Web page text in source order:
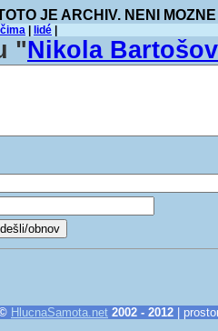
JE ARCHIV. NENI
lidé
"Nikola
HlucnaSamota.net 2002 - 2012 |